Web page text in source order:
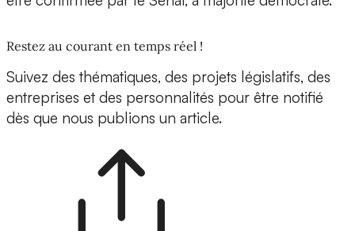
Restez au courant en temps réel !
Suivez des thématiques, des projets législatifs, des
entreprises et des personnalités pour être notifié
dès que nous publions un article.